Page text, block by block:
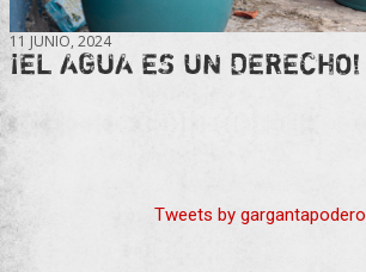
11 JUNIO, 2024
¡EL AGUA ES UN DERECHO!
Tweets by gargantapodero